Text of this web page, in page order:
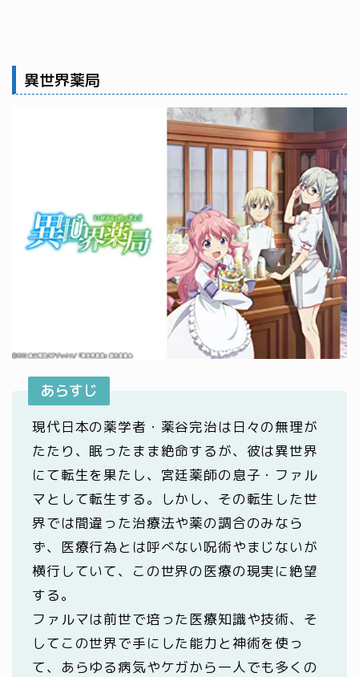
異世界薬局
あらすじ
現代日本の薬学者・薬谷完治は日々の無理が
たたり、眠ったまま絶命するが、彼は異世界
にて転生を果たし、宮廷薬師の息子・ファル
マとして転生する。しかし、その転生した世
界では間違った治療法や薬の調合のみなら
ず、医療行為とは呼べない呪術やまじないが
横行していて、この世界の医療の現実に絶望
する。
ファルマは前世で培った医療知識や技術、そ
してこの世界で手にした能力と神術を使っ
て、あらゆる病気やケガから一人でも多くの